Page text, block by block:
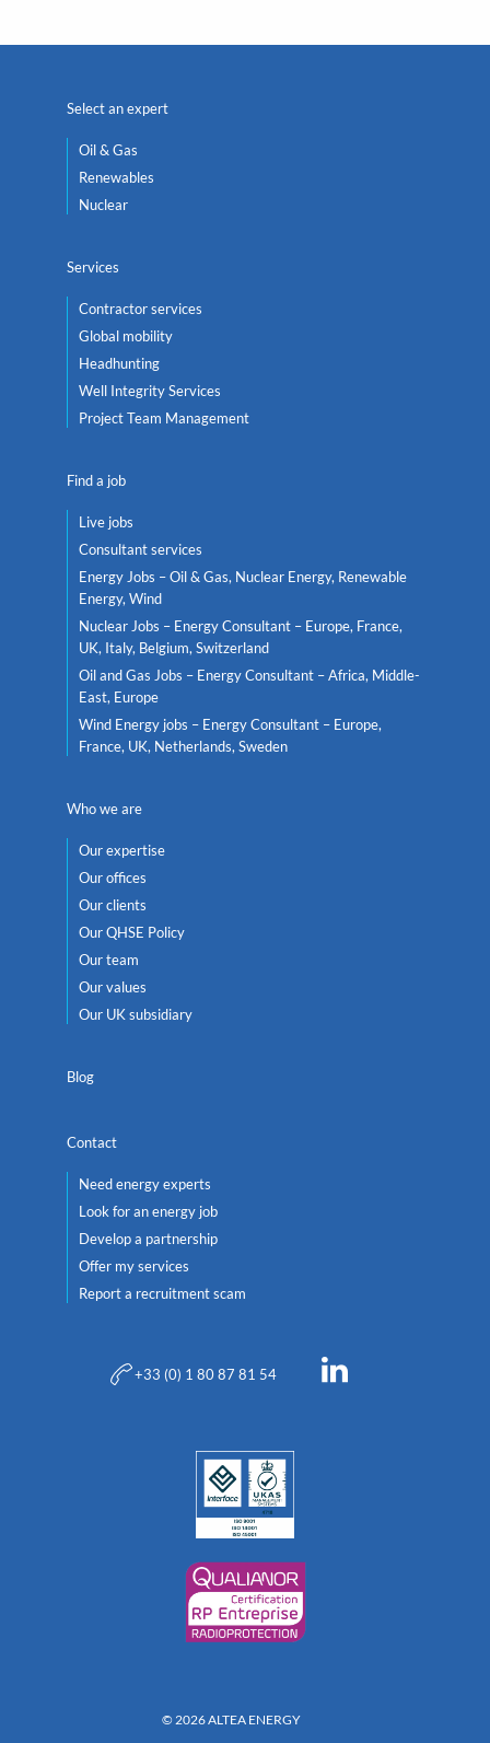
Select an expert
Oil & Gas
Renewables
Nuclear
Services
Contractor services
Global mobility
Headhunting
Well Integrity Services
Project Team Management
Find a job
Live jobs
Consultant services
Energy Jobs – Oil & Gas, Nuclear Energy, Renewable
Energy, Wind
Nuclear Jobs – Energy Consultant – Europe, France,
UK, Italy, Belgium, Switzerland
Oil and Gas Jobs – Energy Consultant – Africa, Middle-
East, Europe
Wind Energy jobs – Energy Consultant – Europe,
France, UK, Netherlands, Sweden
Who we are
Our expertise
Our offices
Our clients
Our QHSE Policy
Our team
Our values
Our UK subsidiary
Blog
Contact
Need energy experts
Look for an energy job
Develop a partnership
Offer my services
Report a recruitment scam
+33 (0) 1 80 87 81 54
© 2026 ALTEA ENERGY